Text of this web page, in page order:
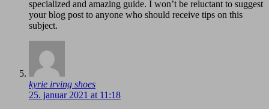
specialized and amazing guide. I won’t be reluctant to suggest
your blog post to anyone who should receive tips on this
subject.
kyrie irving shoes
25. januar 2021 at 11:18